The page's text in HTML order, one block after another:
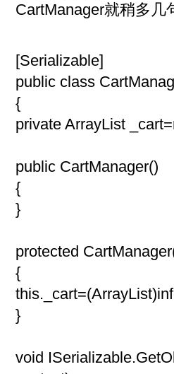
CartManager就稍多几
[Serializable]
public class
{
private ArrayList
public CartManager()
{
}
protected
{
}
void